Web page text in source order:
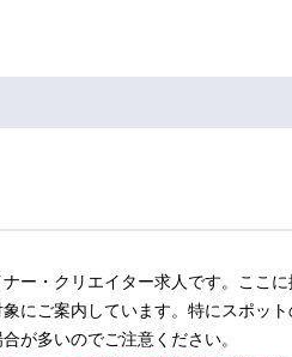
ー・クリエイター求人です。ここ
にご案内しています。特にスポッ
が多いのでご注意ください。